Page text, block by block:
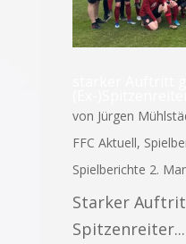
von Jürgen
FFC Aktuell,
Spielberichte 2.
Starker
Spitzenreiter...